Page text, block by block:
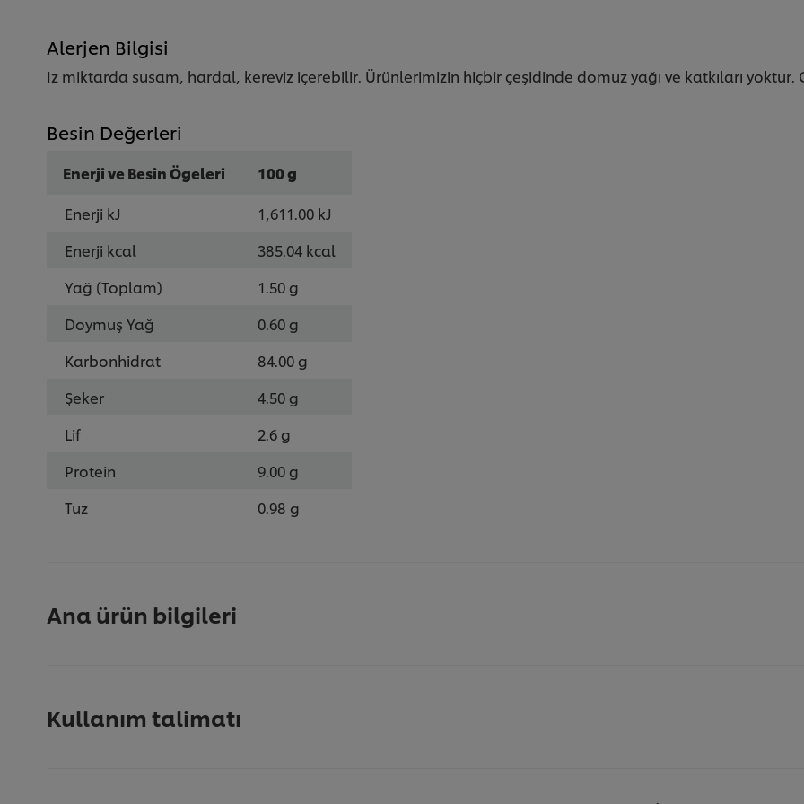
Alerjen Bilgisi
Iz miktarda susam, hardal, kereviz içerebilir. Ürünlerimizin hiçbir çeşidinde domuz yağı ve katkıları yoktur.
Besin Değerleri
Enerji ve Besin Ögeleri
100 g
Enerji kJ
1,611.00 kJ
Enerji kcal
385.04 kcal
Yağ (Toplam)
1.50 g
Doymuş Yağ
0.60 g
Karbonhidrat
84.00 g
Şeker
4.50 g
Lif
2.6 g
Protein
9.00 g
Tuz
0.98 g
Ana ürün bilgileri
Kullanım talimatı